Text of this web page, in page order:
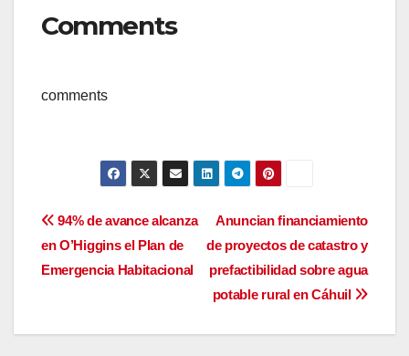
Comments
comments
Navegación
de
Anuncian financiamiento
de proyectos de catastro y
prefactibilidad sobre agua
potable rural en Cáhuil
94% de avance alcanza
en O’Higgins el Plan de
Emergencia Habitacional